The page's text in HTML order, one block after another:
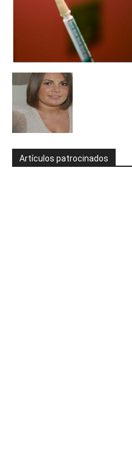
Artículos patrocinados